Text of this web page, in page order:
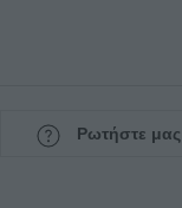
Ρωτήστε